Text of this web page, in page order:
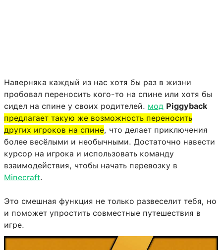
Наверняка каждый из нас хотя бы раз в жизни
пробовал переносить кого-то на спине или хотя бы
сидел на спине у своих родителей. мод Piggyback
предлагает такую же возможность переносить
других игроков на спине, что делает приключения
более весёлыми и необычными. Достаточно навести
курсор на игрока и использовать команду
взаимодействия, чтобы начать перевозку в
Minecraft.
Это смешная функция не только развеселит тебя, но
и поможет упростить совместные путешествия в
игре.